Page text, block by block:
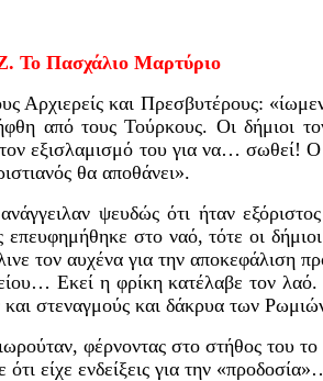
Το Πασχάλιο Μαρτύριο
Αρχιερείς και Πρεσβυτέρους:
από τους Τούρκους. Οι δήμιοι
εξισλαμισμό του για να… σωθεί! Ο
θα αποθάνει».
ψευδώς ότι ήταν
στο ναό, τότε οι
τον αυχένα για την αποκεφάλιση
Εκεί η φρίκη κατέλαβε τον
στεναγμούς και δάκρυα των
ούταν, φέρνοντας στο στήθος του το
είχε ενδείξεις για την